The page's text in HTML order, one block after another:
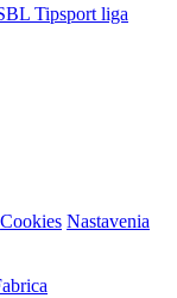
Tipsport liga
Cookies Nastavenia